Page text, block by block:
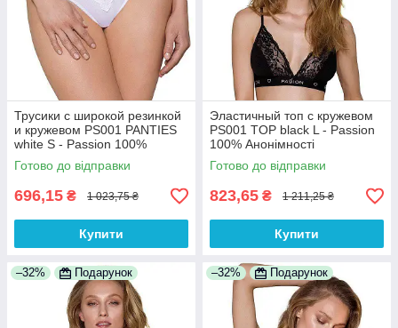
Трусики с широкой резинкой
и кружевом PS001 PANTIES
white S - Passion 100%
Анонімності
Готово до відправки
696,15 ₴ 1 023,75 ₴
Купити
Эластичный топ с кружевом
PS001 TOP black L - Passion
100% Анонімності
Готово до відправки
823,65 ₴ 1 211,25 ₴
Купити
–32% Подарунок –32% Подарунок